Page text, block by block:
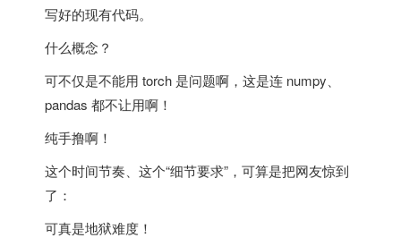
写好的现有代码。
什么概念？
可不仅是不能用 torch 是问题啊，这是连 numpy、
pandas 都不让用啊！
纯手撸啊！
这个时间节奏、这个“细节要求”，可算是把网友惊到
了：
可真是地狱难度！